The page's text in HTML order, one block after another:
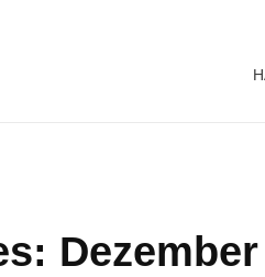
Dezember